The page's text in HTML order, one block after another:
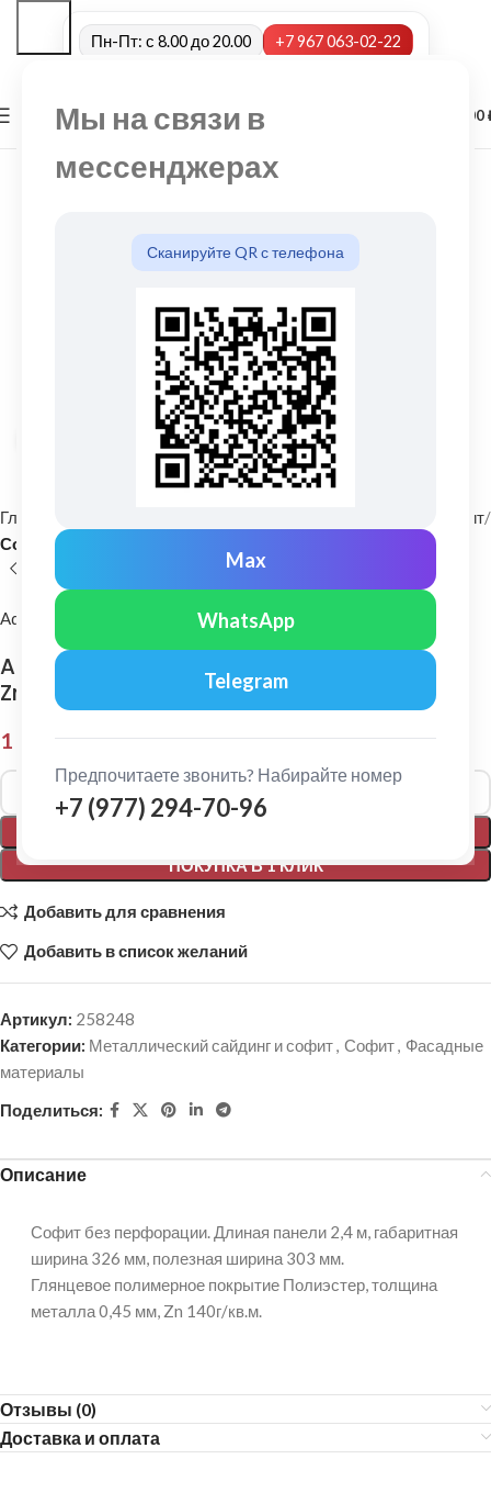
Мы на связи в
мессенджерах
Сканируйте QR с телефона
Max
WhatsApp
Telegram
Предпочитаете звонить? Набирайте номер
+7 (977) 294-70-96
Пн-Пт: с 8.00 до 20.00 +7 967 063-02-22
МЕНЮ 0,00
Нажмите, чтобы увеличить
Главная
Металлический сайдинг и софит
Софит
Aquasystem
Aquasystem: Софит без перфорации Ре
Zn140 0,45мм Ral 8017
1 243,00₽
ПОКУПКА В 1 КЛИК
Alternative:
Добавить для сравнения
Добавить в список желаний
Артикул: 258248
Категории: Металлический сайдинг и софит, Софит, Фасадные
материалы
Поделиться:
Описание
Софит без перфорации. Длиная панели 2,4 м, габаритная
ширина 326 мм, полезная ширина 303 мм.
Глянцевое полимерное покрытие Полиэстер, толщина
металла 0,45 мм, Zn 140г/кв.м.
Отзывы (0)
Доставка и оплата